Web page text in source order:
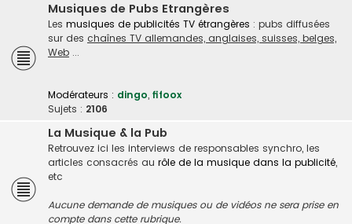
Musiques de Pubs Etrangères
Les musiques de publicités TV étrangères : pubs diffusées
sur des chaînes TV allemandes, anglaises, suisses, belges,
Web ...
Modérateurs : dingo, fifoox
Sujets : 2106
La Musique & la Pub
Retrouvez ici les interviews de responsables synchro, les
articles consacrés au rôle de la musique dans la publicité,
etc
Aucune demande de musiques ou de vidéos ne sera prise en
compte dans cette rubrique.